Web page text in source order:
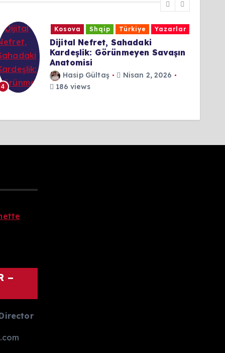
Türkiye Yazarlar
“Balkan STK’ları mı, Haftalık
Fotoğraf Kulübü mü?”
Admin
202 views
–